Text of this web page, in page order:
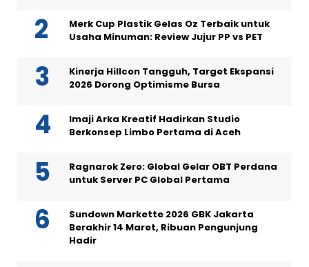
Merk Cup Plastik Gelas Oz Terbaik untuk
Usaha Minuman: Review Jujur PP vs PET
Kinerja Hillcon Tangguh, Target Ekspansi
2026 Dorong Optimisme Bursa
Imaji Arka Kreatif Hadirkan Studio
Berkonsep Limbo Pertama di Aceh
Ragnarok Zero: Global Gelar OBT Perdana
untuk Server PC Global Pertama
Sundown Markette 2026 GBK Jakarta
Berakhir 14 Maret, Ribuan Pengunjung
Hadir